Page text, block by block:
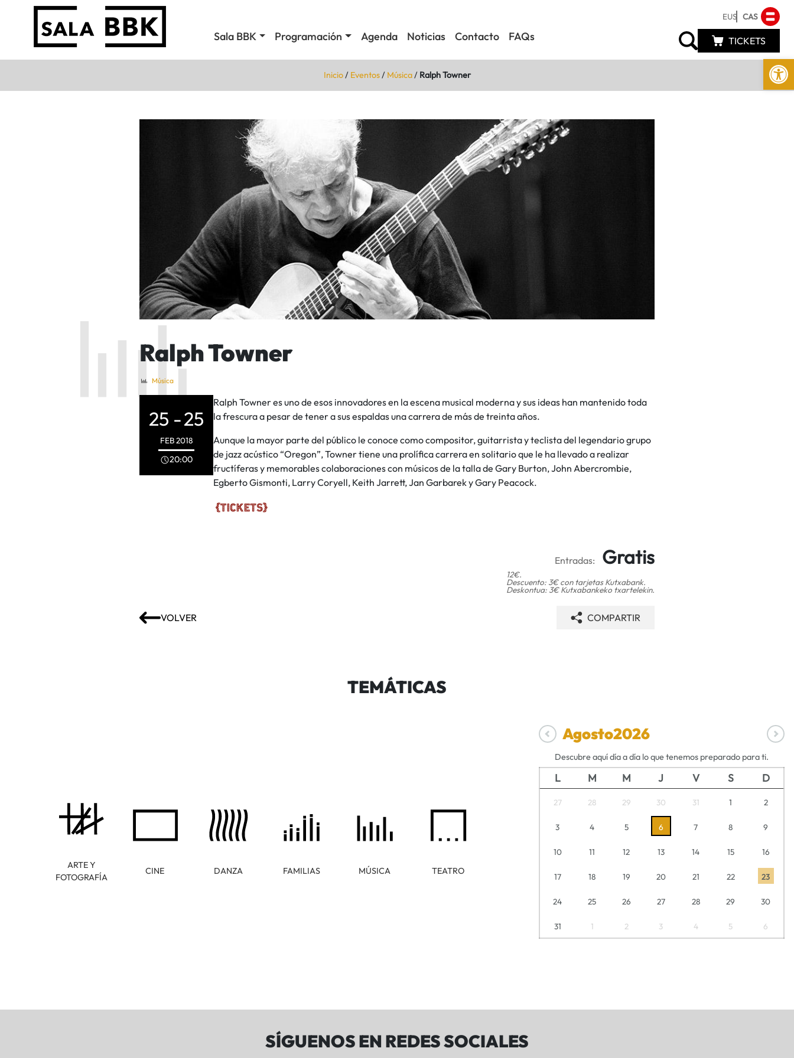
Abrir
Sala BBK Programación Agenda Noticias Contacto FAQs
EUS CAS
TICKETS
Inicio/ Eventos/ Música/ Ralph Towner
Ralph Towner
Música
25 -25
FEB2018
20:00
Ralph Towner es uno de esos innovadores en la escena musical moderna y sus ideas han mantenido toda
la frescura a pesar de tener a sus espaldas una carrera de más de treinta años.
Aunque la mayor parte del público le conoce como compositor, guitarrista y teclista del legendario grupo
de jazz acústico “Oregon”, Towner tiene una prolífica carrera en solitario que le ha llevado a realizar
fructíferas y memorables colaboraciones con músicos de la talla de Gary Burton, John Abercrombie,
Egberto Gismonti, Larry Coryell, Keith Jarrett, Jan Garbarek y Gary Peacock.
Entradas: Gratis
12€.
Descuento: 3€ con tarjetas Kutxabank.
Deskontua: 3€ Kutxabankeko txartelekin.
VOLVER COMPARTIR
TEMÁTICAS
ARTE Y
FOTOGRAFÍA
CINE DANZA FAMILIAS MÚSICA TEATRO
Agosto2026
Descubre aquí día a día lo que tenemos preparado para ti.
L M M J V S D
27 28 29 30 31 1 2
3 4 5 6 7 8 9
10 11 12 13 14 15 16
17 18 19 20 21 22 23
24 25 26 27 28 29 30
31 1 2 3 4 5 6
SÍGUENOS EN REDES SOCIALES